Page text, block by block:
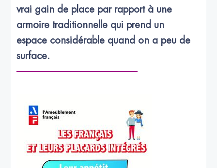
vrai gain de place par rapport à une
armoire traditionnelle qui prend un
espace considérable quand on a peu de